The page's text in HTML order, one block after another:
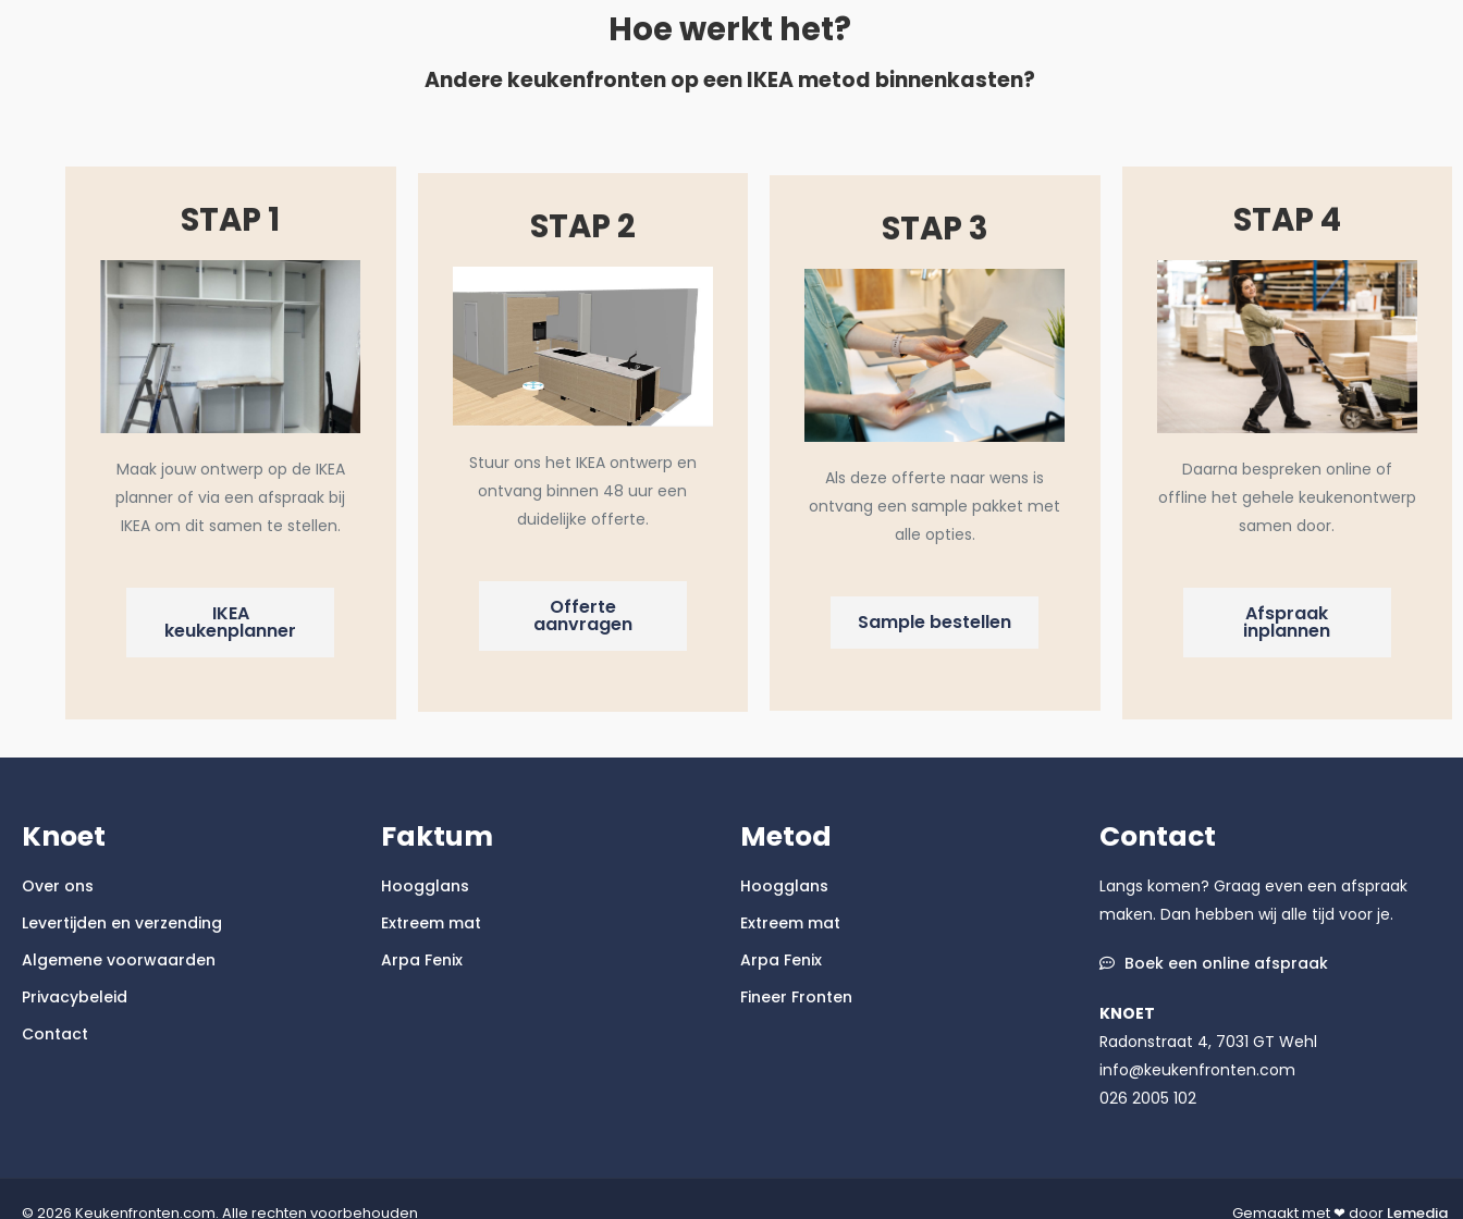
Hoe werkt het?
Andere keukenfronten op een IKEA metod binnenkasten?
STAP 1
Maak jouw ontwerp op de IKEA
planner of via een afspraak bij
IKEA om dit samen te stellen.
IKEA
keukenplanner
STAP 2
Stuur ons het IKEA ontwerp en
ontvang binnen 48 uur een
duidelijke offerte.
Offerte
aanvragen
STAP 3
Als deze offerte naar wens is
ontvang een sample pakket met
alle opties.
Sample bestellen
STAP 4
Daarna bespreken online of
offline het gehele keukenontwerp
samen door.
Afspraak
inplannen
Knoet
Over ons
Levertijden en verzending
Algemene voorwaarden
Privacybeleid
Contact
Faktum
Hoogglans
Extreem mat
Arpa Fenix
Metod
Hoogglans
Extreem mat
Arpa Fenix
Fineer Fronten
Contact
Langs komen? Graag even een afspraak
maken. Dan hebben wij alle tijd voor je.
Boek een online afspraak
KNOET
Radonstraat 4, 7031 GT Wehl
info@keukenfronten.com
026 2005 102
© 2026 Keukenfronten.com. Alle rechten voorbehouden Gemaakt met ❤ door Lemedia